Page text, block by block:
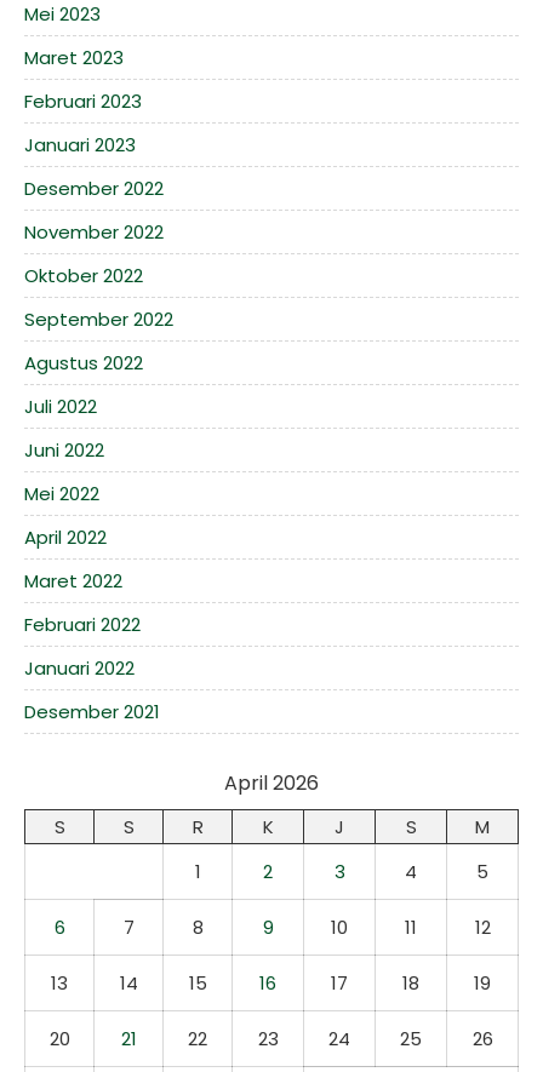
Mei 2023
Maret 2023
Februari 2023
Januari 2023
Desember 2022
November 2022
Oktober 2022
September 2022
Agustus 2022
Juli 2022
Juni 2022
Mei 2022
April 2022
Maret 2022
Februari 2022
Januari 2022
Desember 2021
April 2026
S S R K J S
M
1
2 3 4 5
6 7 8 9 10 11 12
13 14 15 16 17 18 19
20 21 22 23 24 25 26